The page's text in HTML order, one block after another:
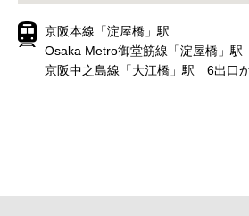
京阪本線「淀屋橋」駅
Osaka Metro御堂筋線「淀屋橋」
京阪中之島線「大江橋」駅 6出口